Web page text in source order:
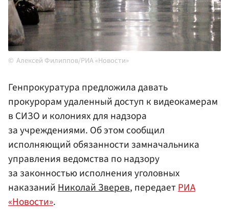
Алексей Филиппов/РИА «Новости»
Генпрокуратура предложила давать
прокурорам удаленный доступ к видеокамерам
в СИЗО и колониях для надзора
за учреждениями. Об этом сообщил
исполняющий обязанности замначальника
управления ведомства по надзору
за законностью исполнения уголовных
наказанийНиколай Зверев, передаетРИА
«Новости».